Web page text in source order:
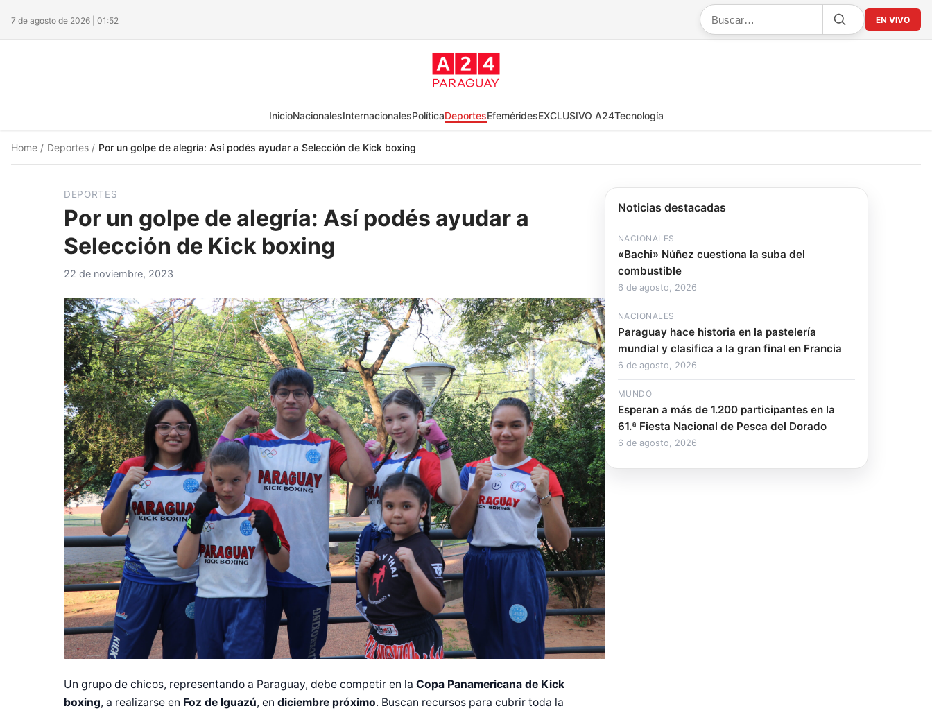
7 de agosto de 2026 | 01:52 EN VIVO
InicioNacionalesInternacionalesPolíticaDeportesEfeméridesEXCLUSIVO A24Tecnología
Home / Deportes / Por un golpe de alegría: Así podés ayudar a Selección de Kick boxing
DEPORTES
Por un golpe de alegría: Así podés ayudar a
Selección de Kick boxing
22 de noviembre, 2023
Un grupo de chicos, representando a Paraguay, debe competir en la Copa Panamericana de Kick
boxing, a realizarse en Foz de Iguazú, en diciembre próximo. Buscan recursos para cubrir toda la
Noticias destacadas
NACIONALES
«Bachi» Núñez cuestiona la suba del
combustible
6 de agosto, 2026
NACIONALES
Paraguay hace historia en la pastelería
mundial y clasifica a la gran final en Francia
6 de agosto, 2026
MUNDO
Esperan a más de 1.200 participantes en la
61.ª Fiesta Nacional de Pesca del Dorado
6 de agosto, 2026